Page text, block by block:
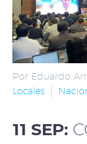
Por Eduardo
Locales
11 SEP: